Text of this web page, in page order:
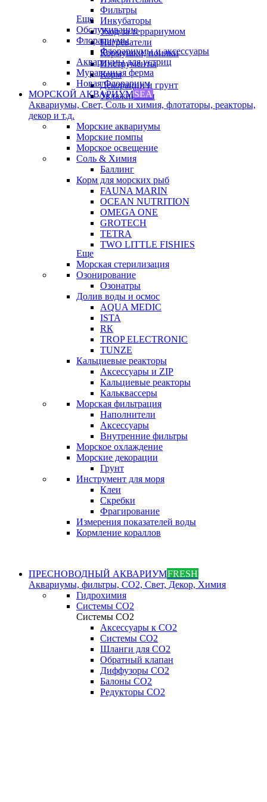
Фильтры
Инкубаторы
Уход за террариумом
Нагреватели
Кормушки, поилки
Инструменты
Корм
Декорации и грунт
Увлажнители
Еще
Обслуживание
Флорариумы
Флорариумы и аксессуары
Аквариумы для устриц
Муравьиная ферма
Новая Флорариум
МОРСКОЙ АКВАРИУМSEA
Аквариумы, Свет, Соль и химия, флотаторы, реакторы,
декор и т.д.
Морские аквариумы
Морские помпы
Морское освещение
Соль & Химия
Баллинг
Корм для морских рыб
FAUNA MARIN
OCEAN NUTRITION
OMEGA ONE
GROTECH
TETRA
TWO LITTLE FISHIES
Еще
Морская стерилизация
Озонирование
Озонатры
Долив воды и осмос
AQUA MEDIC
ISTA
RК
TROP ELECTRONIC
TUNZE
Кальциевые реакторы
Аксессуары и ZIP
Кальциевые реакторы
Кальквассеры
Морская фильтрация
Наполнители
Аксессуары
Внутренние фильтры
Морское охлаждение
Морские декорации
Грунт
Инструмент для моря
Клеи
Скребки
Фрагирование
Измерения показателей воды
Кормление кораллов
ПРЕСНОВОДНЫЙ АКВАРИУМFRESH
Аквариумы, фильтры, СО2, Свет, Декор, Химия
Гидрохимия
Системы СО2
Системы СО2
Аксессуары к СО2
Системы СО2
Шланги для CO2
Обратный клапан
Диффузоры СO2
Балоны CO2
Редукторы CO2